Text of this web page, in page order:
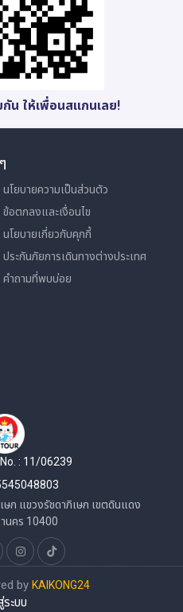
น ให้เพื่อนสแกนเลย!
นโยบายความเป็นส่วนตัว
ข้อตกลงและเงื่อนไข
นโยบายเกี่ยวกับคุกกี้
ประกันภัยการเดินทางต่างประเทศ
คำถามที่พบบ่อย
No. : 11/06239
ษก แขวงรัชดาภิเษก เขตดินแดง
นคร 10400
by KAIKONG24
ระบบ